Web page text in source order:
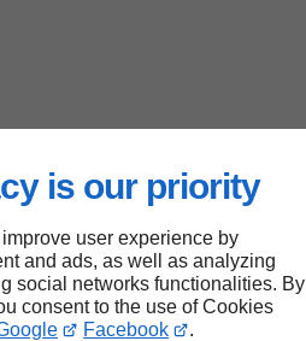
is our priority
user experience by
and ads, as well as analyzing
social networks functionalities. By
consent to the use of Cookies
Facebook .
et jardin